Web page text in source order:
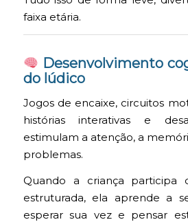
faixa etária.
Desenvolvimento
do lúdico
Jogos de encaixe, circuitos
histórias interativas e
estimulam a atenção, a
problemas.
Quando a criança participa
estruturada, ela aprende a
esperar sua vez e pensar